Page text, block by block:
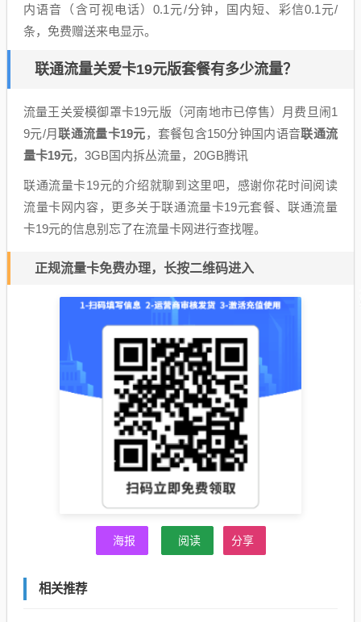
内语音（含可视电话）0.1元/分钟，国内短、彩信0.1元/
条，免费赠送来电显示。
联通流量关爱卡19元版套餐有多少流量？
流量王关爱模御罩卡19元版（河南地市已停售）月费旦闹1
9元/月联通流量卡19元，套餐包含150分钟国内语音联通流
量卡19元，3GB国内拆丛流量，20GB腾讯
联通流量卡19元的介绍就聊到这里吧，感谢你花时间阅读
流量卡网内容，更多关于联通流量卡19元套餐、联通流量
卡19元的信息别忘了在流量卡网进行查找喔。
正规流量卡免费办理，长按二维码进入
海报 阅读 分享
相关推荐